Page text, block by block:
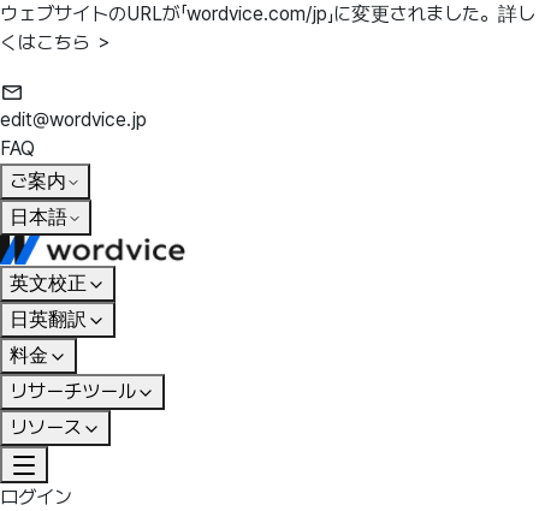
ウェブサイトのURLが「wordvice.com/jp」に変更されました。 詳し
くはこちら ＞
edit@wordvice.jp
FAQ
ご案内
日本語
英文校正
日英翻訳
料金
リサーチツール
リソース
ログイン